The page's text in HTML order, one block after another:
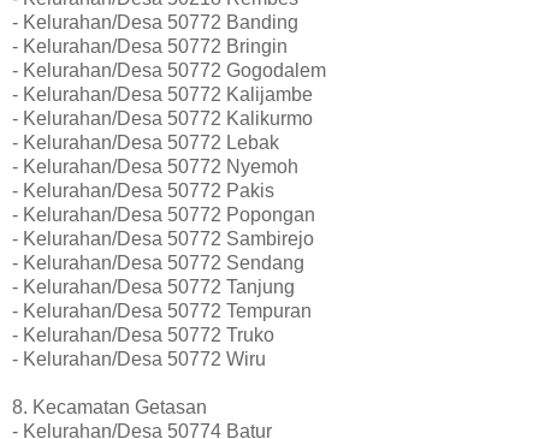
- Kelurahan/Desa 50772 Banding
- Kelurahan/Desa 50772 Bringin
- Kelurahan/Desa 50772 Gogodalem
- Kelurahan/Desa 50772 Kalijambe
- Kelurahan/Desa 50772 Kalikurmo
- Kelurahan/Desa 50772 Lebak
- Kelurahan/Desa 50772 Nyemoh
- Kelurahan/Desa 50772 Pakis
- Kelurahan/Desa 50772 Popongan
- Kelurahan/Desa 50772 Sambirejo
- Kelurahan/Desa 50772 Sendang
- Kelurahan/Desa 50772 Tanjung
- Kelurahan/Desa 50772 Tempuran
- Kelurahan/Desa 50772 Truko
- Kelurahan/Desa 50772 Wiru
8. Kecamatan Getasan
- Kelurahan/Desa 50774 Batur